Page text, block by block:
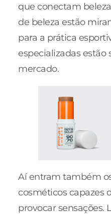
que conectam
de beleza estão
para a prática
especializadas estão
mercado.
Aí entram também
cosméticos capazes
provocar sensações.